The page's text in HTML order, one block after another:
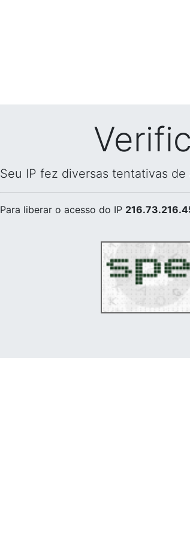
Seu IP fez diversas tentativas
Para liberar o acesso do IP